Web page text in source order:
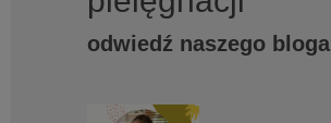
odwiedź naszego bloga